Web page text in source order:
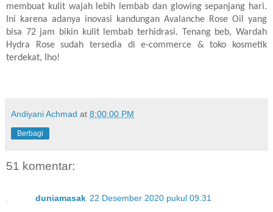
membuat kulit wajah lebih lembab dan glowing sepanjang hari.
Ini karena adanya inovasi kandungan Avalanche Rose Oil yang
bisa 72 jam bikin kulit lembab terhidrasi. Tenang beb, Wardah
Hydra Rose sudah tersedia di e-commerce & toko kosmetik
terdekat, lho!
Andiyani Achmad at 8:00:00 PM
Berbagi
51 komentar:
duniamasak 22 Desember 2020 pukul 09.31